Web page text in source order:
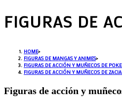
FIGURAS DE
HOME>
FIGURAS DE MANGAS Y ANIMES>
FIGURAS DE ACCIÓN Y MUÑECOS DE
FIGURAS DE ACCIÓN Y MUÑECOS DE
Figuras de acción y